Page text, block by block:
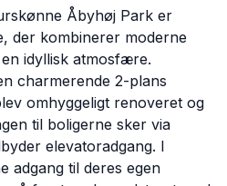
Åbyhøj Park er
der kombinerer moderne
idyllisk atmosfære.
charmerende 2-plans
omhyggeligt renoveret og
til boligerne sker via
elevatoradgang. I
adgang til deres egen